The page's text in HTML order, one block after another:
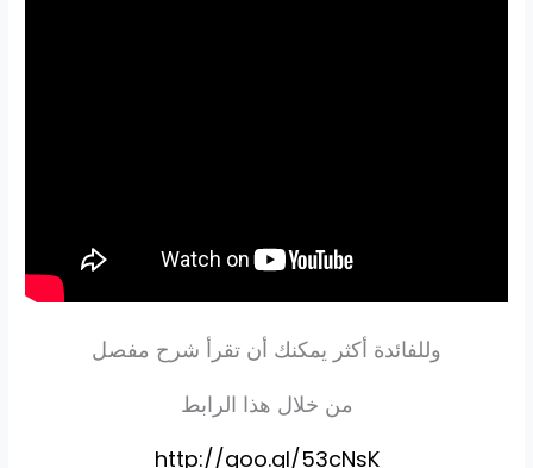
وللفائدة أكثر يمكنك أن تقرأ شرح مفصل
من خلال هذا الرابط
http://goo.gl/53cNsK